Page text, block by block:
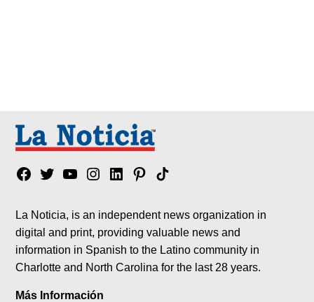
Facebook
TwitterYouTubeInstagram
LinkedinPinterest
Tik
La Noticia, is an independent news organization in
digital and print, providing valuable news and
information in Spanish to the Latino community in
Charlotte and North Carolina for the last 28 years.
Más Información